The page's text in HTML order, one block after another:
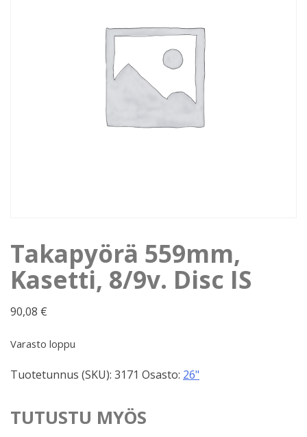
Takapyörä 559mm,
Kasetti, 8/9v. Disc IS
90,08 €
Varasto loppu
Tuotetunnus (SKU): 3171 Osasto: 26"
TUTUSTU MYÖS